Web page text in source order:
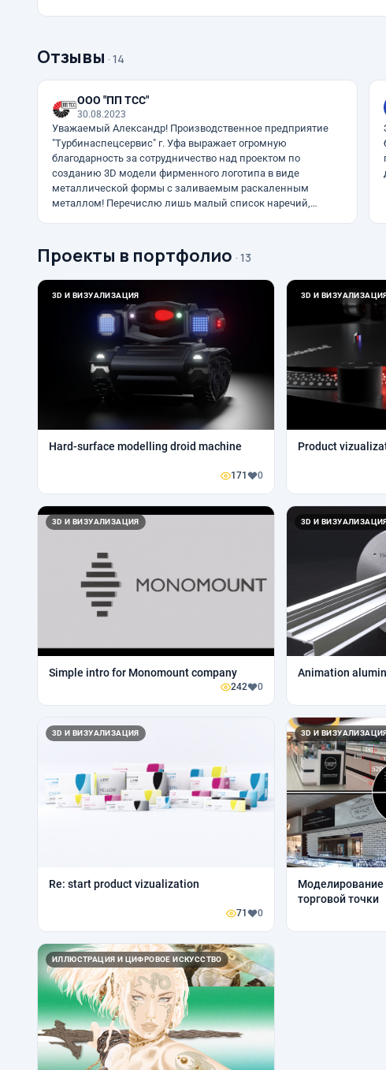
Отзывы · 14
ООО "ПП ТСС"
30.08.2023
Уважаемый Александр! Производственное предприятие
"Турбинаспецсервис" г. Уфа выражает огромную
благодарность за сотрудничество над проектом по
созданию 3D модели фирменного логотипа в виде
металлической формы с заливаемым раскаленным
металлом! Перечислю лишь малый список наречий,
Проекты в портфолио · 13
3D И ВИЗУАЛИЗАЦИЯ
Hard-surface modelling droid machine
171 0
3D И
Product
3D И ВИЗУАЛИЗАЦИЯ
Simple intro for Monomount company
242 0
3D И
Animation
3D И ВИЗУАЛИЗАЦИЯ
Re: start product vizualization
71 0
3D И
Моделирование
торговой точки
ИЛЛЮСТРАЦИЯ И ЦИФРОВОЕ ИСКУССТВО